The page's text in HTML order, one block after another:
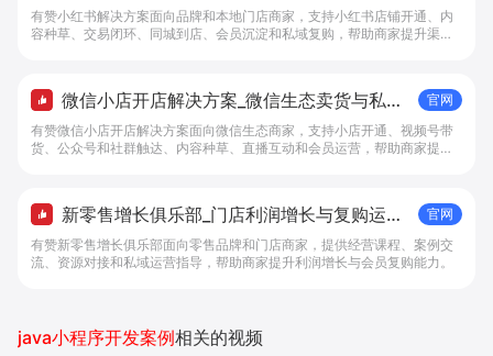
化工具 - 做生意, 找有赞
有赞小红书解决方案面向品牌和本地门店商家，支持小红书店铺开通、内
容种草、交易闭环、同城到店、会员沉淀和私域复购，帮助商家提升渠道
微信小店开店解决方案_微信生态卖货与私域
经营 - 做生意, 找有赞
官网
有赞微信小店开店解决方案面向微信生态商家，支持小店开通、视频号带
货、公众号和社群触达、内容种草、直播互动和会员运营，帮助商家提升
新零售增长俱乐部_门店利润增长与复购运营
- 有赞新零售
官网
有赞新零售增长俱乐部面向零售品牌和门店商家，提供经营课程、案例交
流、资源对接和私域运营指导，帮助商家提升利润增长与会员复购能力。
java小程序开发案例相关的视频